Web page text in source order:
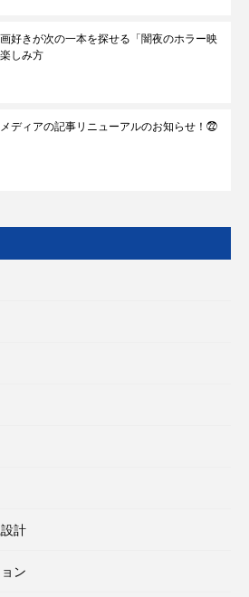
好きが次の一本を探せる「闇夜のホラー映
しみ方
ディアの記事リニューアルのお知らせ！㉒
計
ン